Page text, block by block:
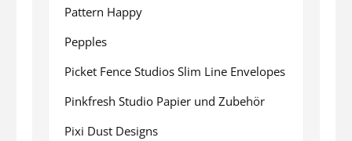
Pattern Happy
Pepples
Picket Fence Studios Slim Line Envelopes
Pinkfresh Studio Papier und Zubehör
Pixi Dust Designs